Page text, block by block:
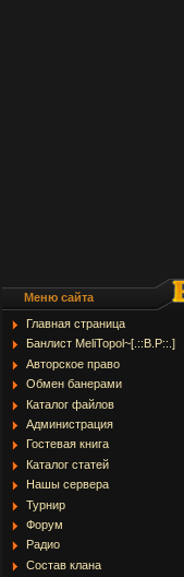
Меню сайта
Главная страница
Банлист MeliTopol~[.::B.P::.]
Авторское право
Обмен банерами
Каталог файлов
Администрация
Гостевая книга
Каталог статей
Нашы серверa
Турнир
Форум
Радио
Состав клана